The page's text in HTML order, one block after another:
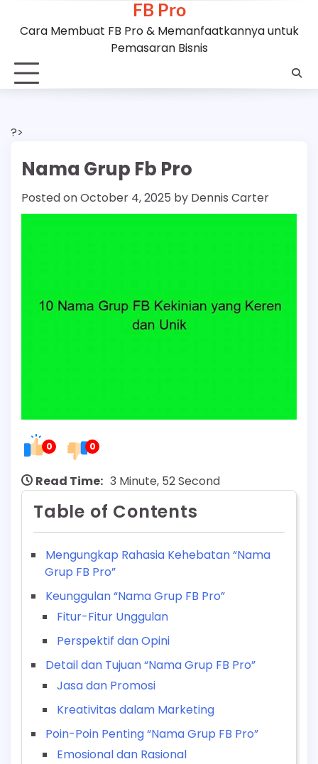
FB Pro
Cara Membuat FB Pro & Memanfaatkannya untuk
Pemasaran Bisnis
?>
Nama Grup Fb Pro
Posted onOctober 4, 2025 by Dennis Carter
0 0
Read Time: 3 Minute, 52 Second
Table of Contents
Mengungkap Rahasia Kehebatan “Nama
Grup FB Pro”
Keunggulan “Nama Grup FB Pro”
Fitur-Fitur Unggulan
Perspektif dan Opini
Detail dan Tujuan “Nama Grup FB Pro”
Jasa dan Promosi
Kreativitas dalam Marketing
Poin-Poin Penting “Nama Grup FB Pro”
Emosional dan Rasional